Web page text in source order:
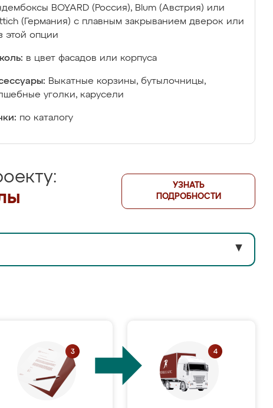
BOYARD (Россия), Blum (Австрия) или
(Германия) с плавным закрыванием дверок или
этой опции
в цвет фасадов или корпуса
Выкатные корзины, бутылочницы,
уголки, карусели
по каталогу
УЗНАТЬ
ПОДРОБНОСТИ
▼